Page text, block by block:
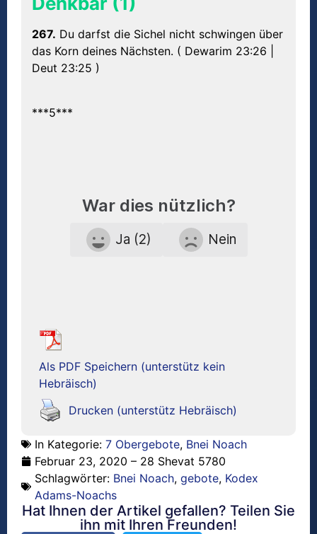
267. Du darfst die Sichel nicht schwingen über
das Korn deines Nächsten. ( Dewarim 23:26 |
Deut 23:25 )
***5***
War dies nützlich?
Ja (2) Nein
Als PDF Speichern (unterstütz kein
Hebräisch)
Drucken (unterstütz Hebräisch)
In Kategorie: 7 Obergebote, Bnei Noach
Februar 23, 2020 – 28 Shevat 5780
Schlagwörter: Bnei Noach, gebote, Kodex
Adams-Noachs
Hat Ihnen der Artikel gefallen? Teilen Sie
ihn mit Ihren Freunden!